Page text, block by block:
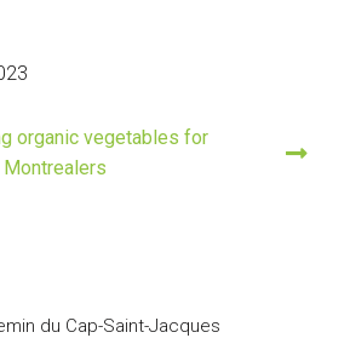
organic vegetables for
du Cap-Saint-Jacques